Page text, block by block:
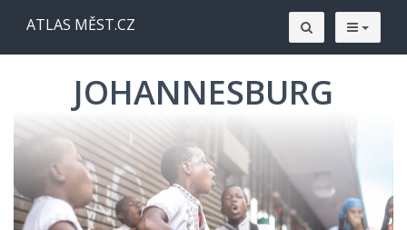
ATLAS MĚST.CZ
JOHANNESBURG